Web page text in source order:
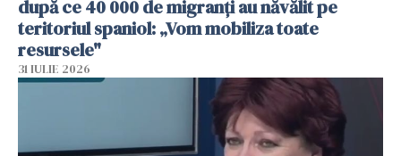
după ce 40 000 de migranți au năvălit pe
teritoriul spaniol: „Vom mobiliza toate
resursele"
31 IULIE 2026